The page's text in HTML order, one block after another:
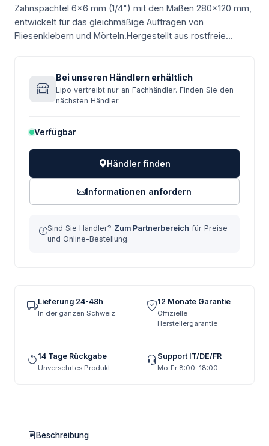
Zahnspachtel 6×6 mm (1/4") mit den Maßen 280×120 mm,
entwickelt für das gleichmäßige Auftragen von
Fliesenklebern und Mörteln.Hergestellt aus rostfreie...
Bei unseren Händlern erhältlich
Lipo vertreibt nur an Fachhändler. Finden Sie den
nächsten Händler.
Verfügbar
Händler finden
Informationen anfordern
Sind Sie Händler? Zum Partnerbereich für Preise
und Online-Bestellung.
Lieferung 24-48h
In der ganzen Schweiz
12 Monate Garantie
Offizielle
Herstellergarantie
14 Tage Rückgabe
Unversehrtes Produkt
Support IT/DE/FR
Mo-Fr 8:00–18:00
Beschreibung